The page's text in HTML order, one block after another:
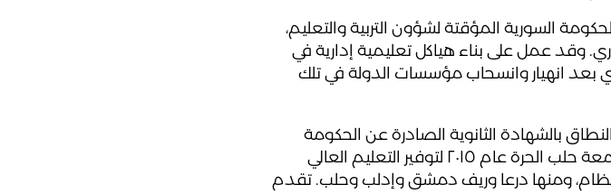
السورية المؤقتة لشؤون التربية والتعليم،
عمل على بناء هياكل تعليمية إدارية في
بعد انهيار وانسحاب مؤسسات الدولة في تلك
بالشهادة الثانوية الصادرة عن الحكومة
السورية المؤقتة، وأطلق مشروع افتتاح جامعة حلب الحرة عام ٢٠١٥ لتوفير التعليم العالي
ومنها درعا وريف دمشق وإدلب وحلب. تقدم